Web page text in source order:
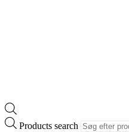
Products search